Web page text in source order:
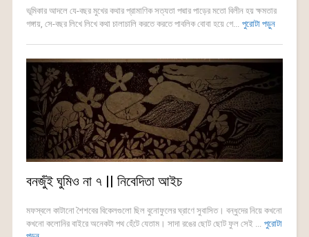
ভূমিকার আদলে যে-বছর মুখের কথার প্রামাণিক সত্যতা পদ্মার পাড়ের মতো বিলীন হয় ক্ষমতার
গঙ্গায়, সে-বছর লিখে লিখে কথা চালাচালি করতে করতে পাবলিক বোবা হয়ে গে... পুরোটা পড়ুন
বনজুঁই ঘুমিও না ৭ || নিবেদিতা আইচ
মফস্বলে কাটানো শৈশবের বিকেলগুলো ছিল বুনোফুলের ঘ্রাণে সুবাসিত। বন্ধুদের নিয়ে কখনো
কখনো কলোনির বাইরে অনেকটা পথ হেঁটে যেতাম। সাদা রঙের ছোট ছোট ফুল সেই ... পুরোটা